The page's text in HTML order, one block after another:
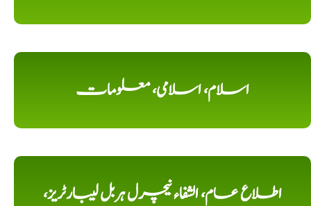
اسلام، اسلامی، معلومات
اطلاع عام، الشفاء نیچرل ہربل لیبارٹریز،